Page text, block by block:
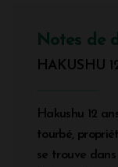
Notes de
HAKUSHU
Hakushu 12
tourbé,
se trouve